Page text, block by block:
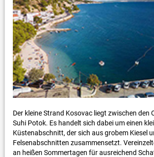
Der kleine Strand Kosovac liegt zwischen den
Suhi Potok. Es handelt sich dabei um einen
Küstenabschnitt, der sich aus grobem Kiesel
Felsenabschnitten zusammensetzt.
an heißen Sommertagen für ausreichend